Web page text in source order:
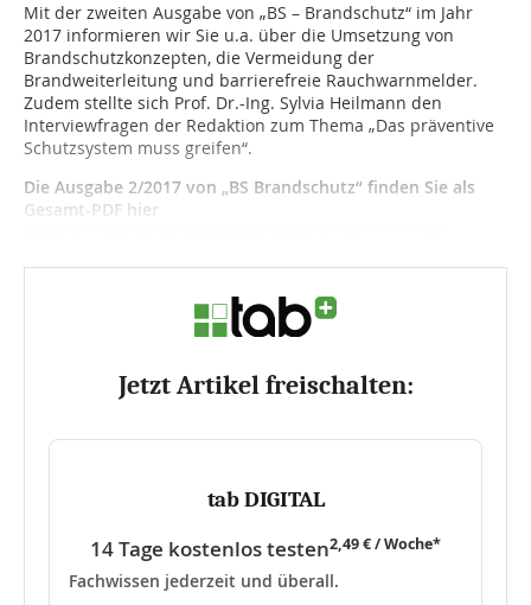
Mit der zweiten Ausgabe von „BS – Brandschutz“ im Jahr
2017 informieren wir Sie u.a. über die Umsetzung von
Brandschutzkonzepten, die Vermeidung der
Brandweiterleitung und barrierefreie Rauchwarnmelder.
Zudem stellte sich Prof. Dr.-Ing. Sylvia Heilmann den
Interviewfragen der Redaktion zum Thema „Das präventive
Schutzsystem muss greifen“.
Die Ausgabe 2/2017 von „BS Brandschutz“ finden Sie als
Gesamt-PDF hier
Jetzt Artikel freischalten:
tab DIGITAL
14 Tage kostenlos testen2,49 € / Woche*
Fachwissen jederzeit und überall.